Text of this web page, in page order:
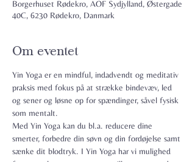
Borgerhuset Rødekro, AOF Sydjylland, Østergade
40C, 6230 Rødekro, Danmark
Om eventet
Yin Yoga er en mindful, indadvendt og meditativ
praksis med fokus på at strække bindevæv, led
og sener og løsne op for spændinger, såvel fysisk
som mentalt.
Med Yin Yoga kan du bl.a. reducere dine
smerter, forbedre din søvn og din fordøjelse samt
sænke dit blodtryk. I Yin Yoga har vi mulighed